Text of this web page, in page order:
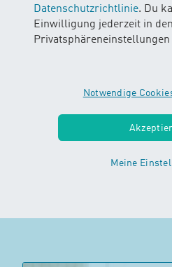
Datenschutzrichtlinie. Du
Einwilligung jederzeit in den
Privatsphäreneinstellungen
Notwendige
Meine
im Freien ein. Doch gerade für
werden. Neben den bekannten
einige wichtige Fakten, die
Erfahre, worauf du achten